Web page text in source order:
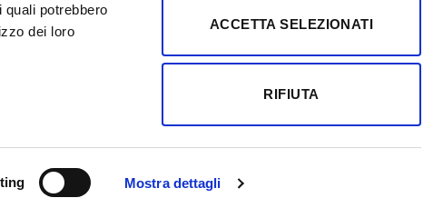
potrebbero
dei loro
Mostra dettagli
ACCETTA SELEZIONATI
RIFIUTA
molto altro.